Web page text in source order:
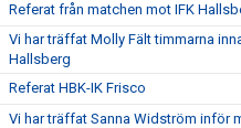
Referat från matchen mot IFK
Vi har träffat Molly Fält timmarna
Hallsberg
Referat HBK-IK Frisco
Vi har träffat Sanna Widström inför